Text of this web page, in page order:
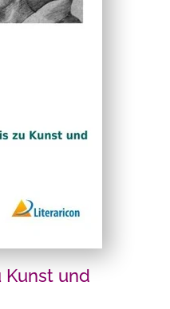
Kunst und